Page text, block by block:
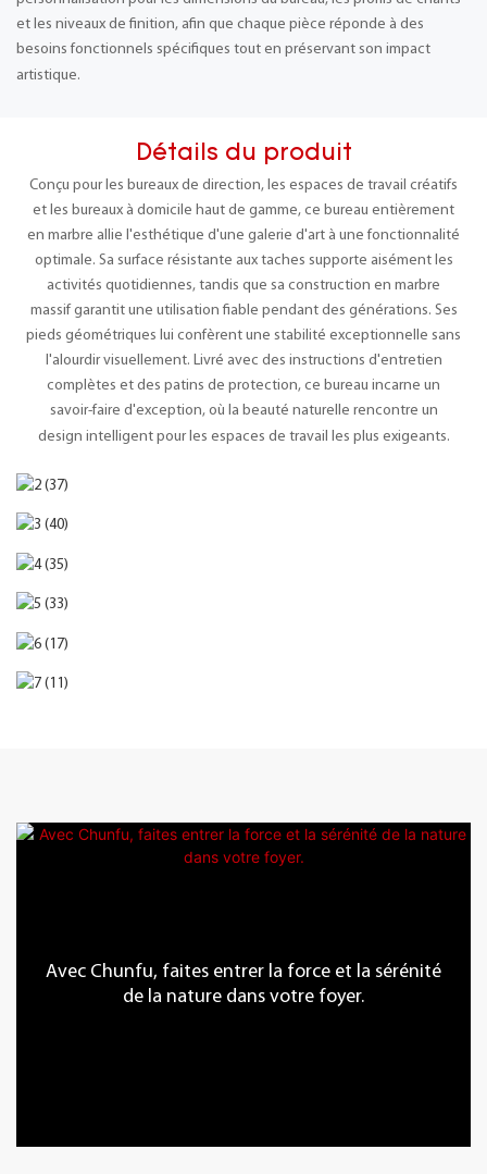
et les niveaux de finition, afin que chaque pièce réponde à des
besoins fonctionnels spécifiques tout en préservant son impact
artistique.
Détails du produit
Conçu pour les bureaux de direction, les espaces de travail créatifs
et les bureaux à domicile haut de gamme, ce bureau entièrement
en marbre allie l'esthétique d'une galerie d'art à une fonctionnalité
optimale. Sa surface résistante aux taches supporte aisément les
activités quotidiennes, tandis que sa construction en marbre
massif garantit une utilisation fiable pendant des générations. Ses
pieds géométriques lui confèrent une stabilité exceptionnelle sans
l'alourdir visuellement. Livré avec des instructions d'entretien
complètes et des patins de protection, ce bureau incarne un
savoir-faire d'exception, où la beauté naturelle rencontre un
design intelligent pour les espaces de travail les plus exigeants.
Avec Chunfu, faites entrer la force et la sérénité
de la nature dans votre foyer.